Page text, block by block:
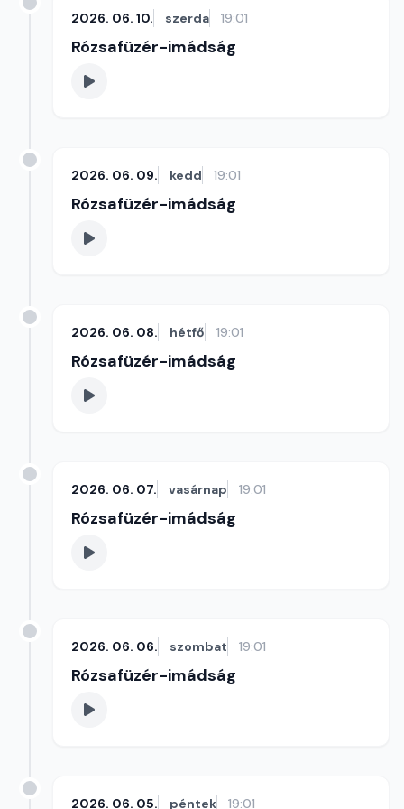
2026. 06. 10. szerda 19:01
Rózsafüzér-imádság
2026. 06. 09. kedd 19:01
Rózsafüzér-imádság
2026. 06. 08. hétfő 19:01
Rózsafüzér-imádság
2026. 06. 07. vasárnap 19:01
Rózsafüzér-imádság
2026. 06. 06. szombat 19:01
Rózsafüzér-imádság
2026. 06. 05. péntek 19:01